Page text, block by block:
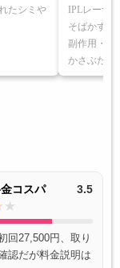
たシミや
IPLレーザ
そばかすの
副作用・リ
かさぶた・
コスパ 3.5
回27,500円、取り
認だが料金説明は